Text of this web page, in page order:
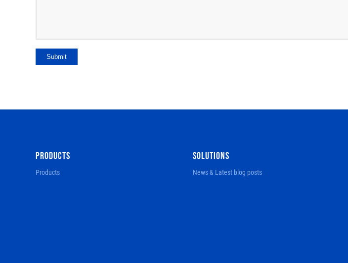
Submit
PRODUCTS
Products
SOLUTIONS
News & Latest blog posts